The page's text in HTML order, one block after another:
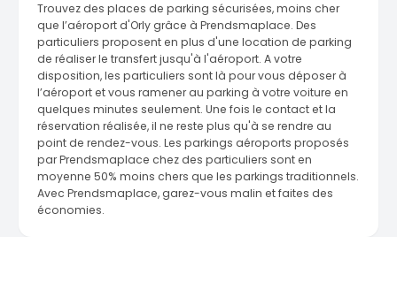
Trouvez des places de parking sécurisées, moins cher
que l’aéroport d'Orly grâce à Prendsmaplace. Des
particuliers proposent en plus d'une location de parking
de réaliser le transfert jusqu'à l'aéroport. A votre
disposition, les particuliers sont là pour vous déposer à
l’aéroport et vous ramener au parking à votre voiture en
quelques minutes seulement. Une fois le contact et la
réservation réalisée, il ne reste plus qu'à se rendre au
point de rendez-vous. Les parkings aéroports proposés
par Prendsmaplace chez des particuliers sont en
moyenne 50% moins chers que les parkings traditionnels.
Avec Prendsmaplace, garez-vous malin et faites des
économies.